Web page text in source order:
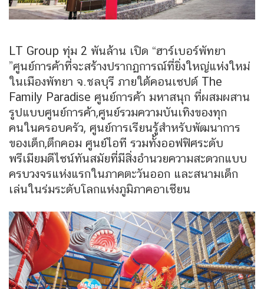
LT Group ทุ่ม 2 พันล้าน เปิด “ฮาร์เบอร์พัทยา
”ศูนย์การค้าที่จะสร้างปรากฏการณ์ที่ยิ่งใหญ่แห่งใหม่
ในเมืองพัทยา จ.ชลบุรี ภายใต้คอนเซปต์ The
Family Paradise ศูนย์การค้า มหาสนุก ที่ผสมผสาน
รูปแบบศูนย์การค้า,ศูนย์รวมความบันเทิงของทุก
คนในครอบครัว, ศูนย์การเรียนรู้สำหรับพัฒนาการ
ของเด็ก,ตึกคอม ศูนย์ไอที รวมทั้งออฟฟิศระดับ
พรีเมียมดีไซน์ทันสมัยที่มีสิ่งอำนวยความสะดวกแบบ
ครบวงจรแห่งแรกในภาคตะวันออก และสนามเด็ก
เล่นในร่มระดับโลกแห่งภูมิภาคอาเซียน